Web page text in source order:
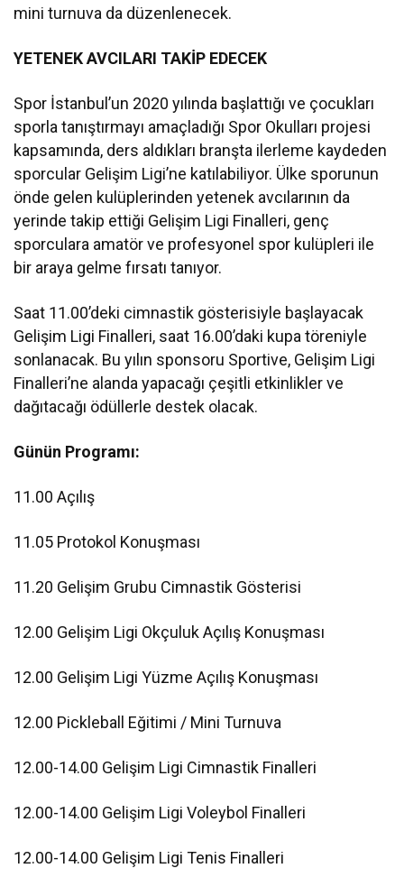
mini turnuva da düzenlenecek.
YETENEK AVCILARI TAKİP EDECEK
Spor İstanbul’un 2020 yılında başlattığı ve çocukları
sporla tanıştırmayı amaçladığı Spor Okulları projesi
kapsamında, ders aldıkları branşta ilerleme kaydeden
sporcular Gelişim Ligi’ne katılabiliyor. Ülke sporunun
önde gelen kulüplerinden yetenek avcılarının da
yerinde takip ettiği Gelişim Ligi Finalleri, genç
sporculara amatör ve profesyonel spor kulüpleri ile
bir araya gelme fırsatı tanıyor.
Saat 11.00’deki cimnastik gösterisiyle başlayacak
Gelişim Ligi Finalleri, saat 16.00’daki kupa töreniyle
sonlanacak. Bu yılın sponsoru Sportive, Gelişim Ligi
Finalleri’ne alanda yapacağı çeşitli etkinlikler ve
dağıtacağı ödüllerle destek olacak.
Günün Programı:
11.00 Açılış
11.05 Protokol Konuşması
11.20 Gelişim Grubu Cimnastik Gösterisi
12.00 Gelişim Ligi Okçuluk Açılış Konuşması
12.00 Gelişim Ligi Yüzme Açılış Konuşması
12.00 Pickleball Eğitimi / Mini Turnuva
12.00-14.00 Gelişim Ligi Cimnastik Finalleri
12.00-14.00 Gelişim Ligi Voleybol Finalleri
12.00-14.00 Gelişim Ligi Tenis Finalleri